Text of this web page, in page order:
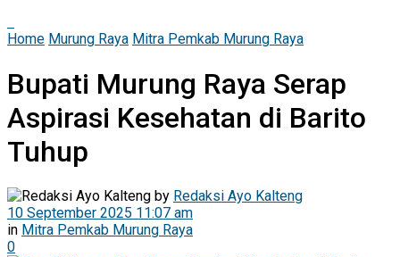
Home Murung Raya Mitra Pemkab Murung Raya
Bupati Murung Raya Serap
Aspirasi Kesehatan di Barito
Tuhup
by Redaksi Ayo Kalteng
10 September 2025 11:07 am
in Mitra Pemkab Murung Raya
0